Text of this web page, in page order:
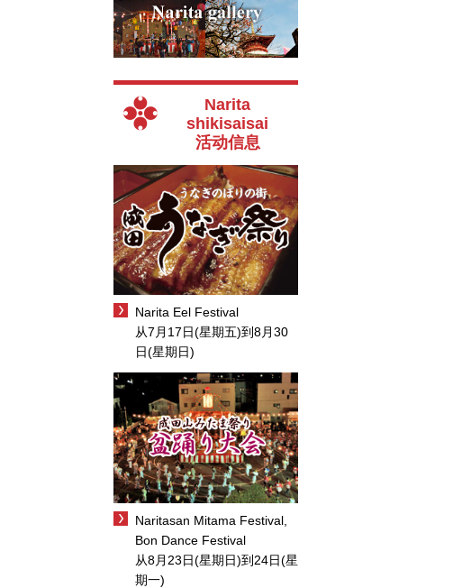
Narita
shikisaisai
活动信息
Narita Eel Festival
从7月17日(星期五)到8月30
日(星期日)
Naritasan Mitama Festival,
Bon Dance Festival
从8月23日(星期日)到24日(星
期一)